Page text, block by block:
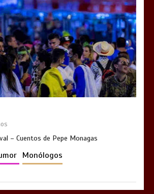
– Cuentos de Pepe Monagas
Monólogos